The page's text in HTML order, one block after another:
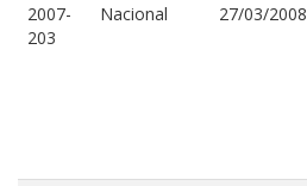
2007-
203
Nacional 27/03/2008